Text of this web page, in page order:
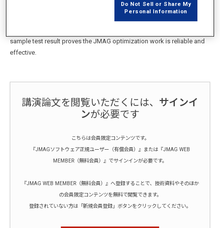
magnetic radial force harmonics should be considered as the root
sample test result proves the JMAG optimization work is reliable and
effective.
講演論文を閲覧いただくには、 サインイ
ンが必要です
こちらは会員限定コンテンツです。
『JMAGソフトウェア正規ユーザー（有償会員）』または『JMAG WEB
MEMBER（無料会員）』でサインインが必要です。
『JMAG WEB MEMBER（無料会員）』へ登録することで、技術資料やそのほか
の会員限定コンテンツを無料で閲覧できます。
登録されていない方は「新規会員登録」ボタンをクリックしてください。
Do Not Sell or Share My
Personal Information